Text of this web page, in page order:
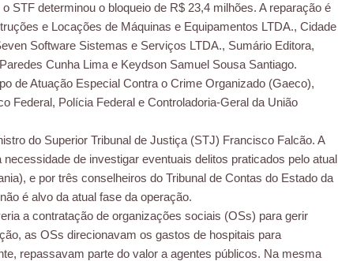
STF determinou o bloqueio de R$ 23,4 milhões. A reparação é
e Locações de Máquinas e Equipamentos LTDA., Cidade
Software Sistemas e Serviços LTDA., Sumário Editora,
Cunha Lima e Keydson Samuel Sousa Santiago.
de Atuação Especial Contra o Crime Organizado (Gaeco),
Federal, Polícia Federal e Controladoria-Geral da União
do Superior Tribunal de Justiça (STJ) Francisco Falcão. A
de investigar eventuais delitos praticados pelo atual
e por três conselheiros do Tribunal de Contas do Estado da
é alvo da atual fase da operação.
a contratação de organizações sociais (OSs) para gerir
as OSs direcionavam os gastos de hospitais para
repassavam parte do valor a agentes públicos. Na mesma